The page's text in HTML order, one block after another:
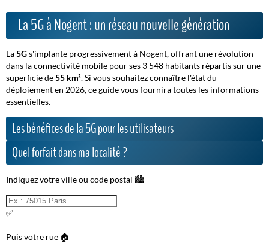
La 5G à Nogent : un réseau nouvelle génération
La5Gs'implante progressivement à Nogent, offrant une révolution
dans la connectivité mobile pour ses 3 548 habitants répartis sur une
superficie de55 km². Si vous souhaitez connaître l'état du
déploiement en 2026, ce guide vous fournira toutes les informations
essentielles.
Les bénéfices de la 5G pour les utilisateurs
Quel forfait dans ma localité ?
Indiquez votre ville ou code postal 🏙️
✅
Puis votre rue 🏠